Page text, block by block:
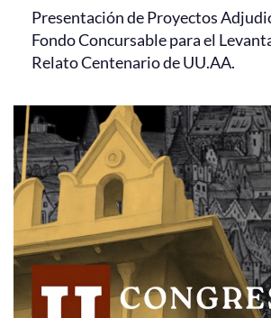
Presentación de Proyectos
Fondo Concursable para el
Relato Centenario de UU.AA.